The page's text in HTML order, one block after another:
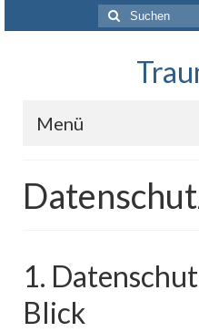
Suchen
nach:
Menü
Das Projekt
Unterstützer und
Presse
1.
Blick